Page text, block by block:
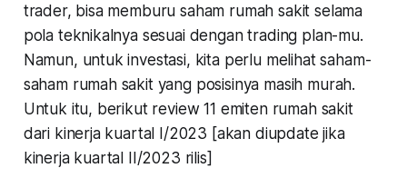
trader, bisa memburu saham rumah sakit selama
pola teknikalnya sesuai dengan trading plan-mu.
Namun, untuk investasi, kita perlu melihat saham-
saham rumah sakit yang posisinya masih murah.
Untuk itu, berikut review 11 emiten rumah sakit
dari kinerja kuartal I/2023 [akan diupdate jika
kinerja kuartal II/2023 rilis]